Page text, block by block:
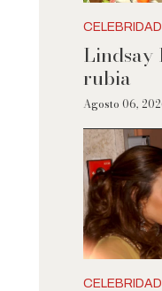
Lindsay
rubia
Agosto 06,